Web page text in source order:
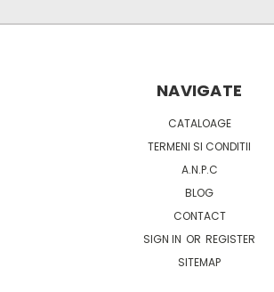
NAVIGATE
CATALOAGE
TERMENI SI CONDITII
A.N.P.C
BLOG
CONTACT
SIGN IN OR REGISTER
SITEMAP